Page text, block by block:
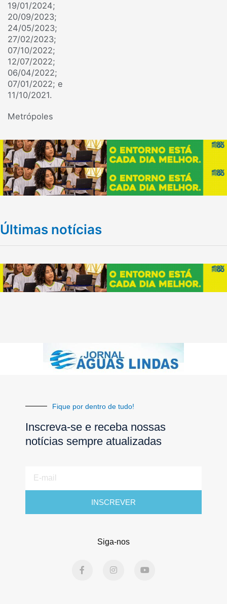
19/01/2024;
20/09/2023;
24/05/2023;
27/02/2023;
07/10/2022;
12/07/2022;
06/04/2022;
07/01/2022; e
11/10/2021.
Metrópoles
Últimas notícias
Fique por dentro de tudo!
Inscreva-se e receba nossas
notícias sempre atualizadas
mail
INSCREVER
Siga-nos
a
n
o